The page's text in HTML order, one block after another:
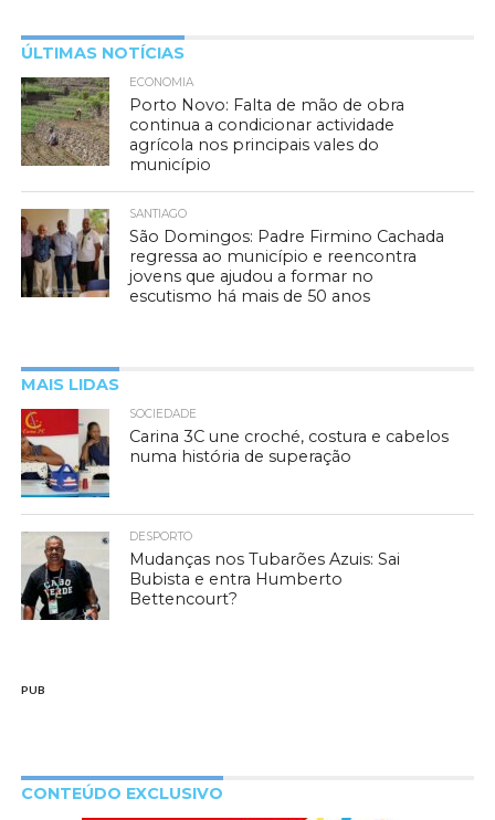
ÚLTIMAS NOTÍCIAS
ECONOMIA
Porto Novo: Falta de mão de obra
continua a condicionar actividade
agrícola nos principais vales do
município
SANTIAGO
São Domingos: Padre Firmino Cachada
regressa ao município e reencontra
jovens que ajudou a formar no
escutismo há mais de 50 anos
MAIS LIDAS
SOCIEDADE
Carina 3C une croché, costura e cabelos
numa história de superação
DESPORTO
Mudanças nos Tubarões Azuis: Sai
Bubista e entra Humberto
Bettencourt?
PUB
CONTEÚDO EXCLUSIVO